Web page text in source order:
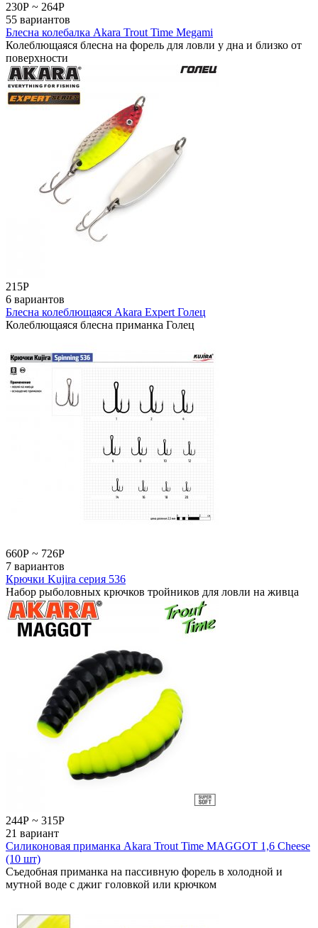
230Р ~ 264Р
55 вариантов
Блесна колебалка Akara Trout Time Megami
Колеблющаяся блесна на форель для ловли у дна и близко от
поверхности
215Р
6 вариантов
Блесна колеблющаяся Akara Expert Голец
Колеблющаяся блесна приманка Голец
660Р ~ 726Р
7 вариантов
Крючки Kujira серия 536
Набор рыболовных крючков тройников для ловли на живца
244Р ~ 315Р
21 вариант
Силиконовая приманка Akara Trout Time MAGGOT 1,6 Cheese
(10 шт)
Съедобная приманка на пассивную форель в холодной и
мутной воде с джиг головкой или крючком